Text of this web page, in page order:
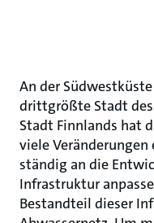
An der
drittgrößte Stadt des
Stadt Finnlands hat
viele
ständig an die
Infrastruktur
Bestandteil dieser